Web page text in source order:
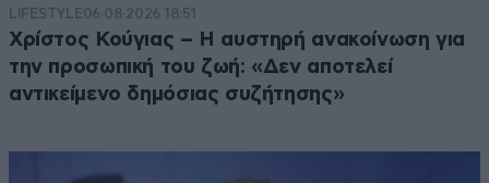
LIFESTYLE06·08·2026 18:51
Χρίστος Κούγιας – Η αυστηρή ανακοίνωση για
την προσωπική του ζωή: «Δεν αποτελεί
αντικείμενο δημόσιας συζήτησης»